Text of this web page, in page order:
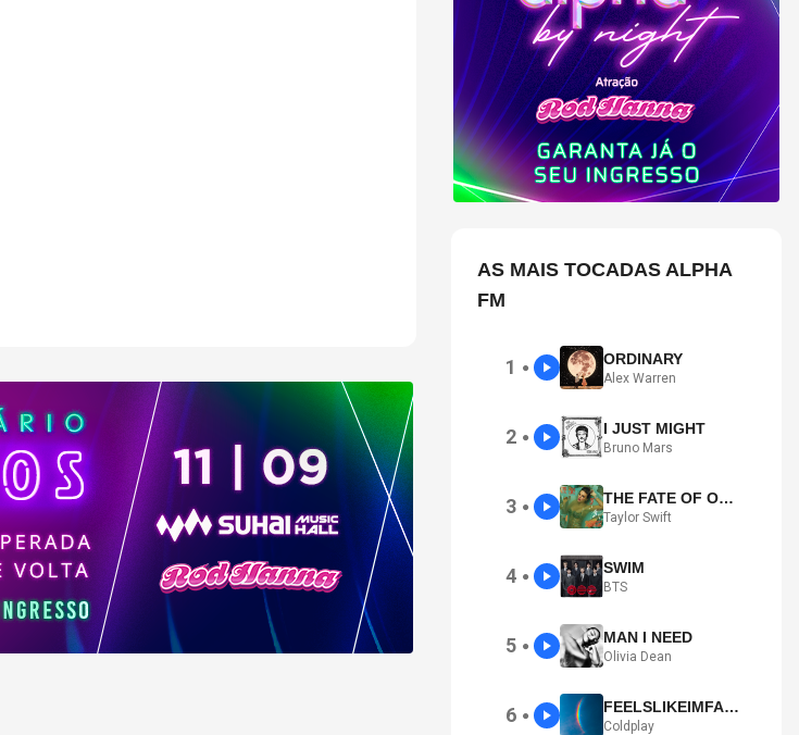
AS MAIS TOCADAS ALPHA
FM
1 ● ORDINARY
Alex Warren
2 ● I JUST MIGHT
Bruno Mars
3 ● THE FATE OF OPHELIA
Taylor Swift
4 ● SWIM
BTS
5 ● MAN I NEED
Olivia Dean
6 ● FEELSLIKEIMFALLINGINLOVE
Coldplay